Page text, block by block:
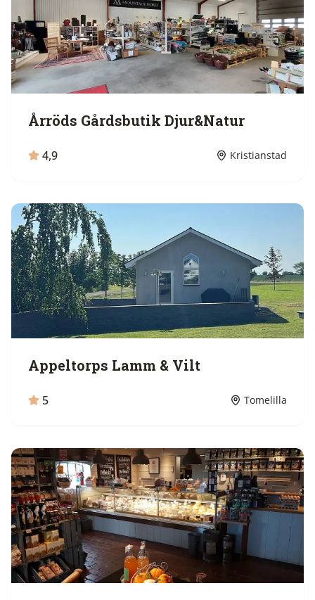
Årröds Gårdsbutik Djur&Natur
4,9 Kristianstad
Appeltorps Lamm & Vilt
5 Tomelilla